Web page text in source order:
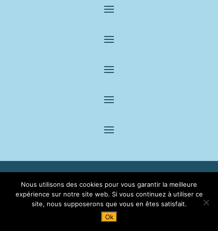
Référencement du site :1er contact
Nous utilisons des cookies pour vous garantir la meilleure
expérience sur notre site web. Si vous continuez à utiliser ce
site, nous supposerons que vous en êtes satisfait.
Ok